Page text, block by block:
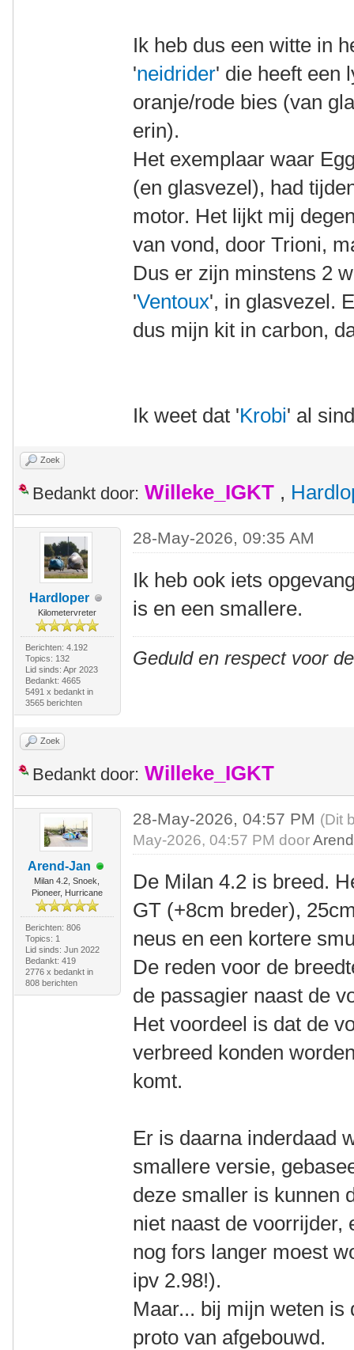
Ik heb dus een witte in
'neidrider' die heeft een
oranje/rode bies (van
erin).
Het exemplaar waar
(en glasvezel), had
motor. Het lijkt mij
van vond, door Trioni,
Dus er zijn minstens 2
'Ventoux', in glasvezel.
dus mijn kit in carbon,
Ik weet dat 'Krobi' al
Zoek
Bedankt door: Willeke_IGKT ,
Hardloper
Kilometervreter
Berichten: 4.192
Topics: 132
Lid sinds: Apr 2023
Bedankt: 4665
5491 x bedankt in
3565 berichten
28-May-2026, 09:35 AM
Ik heb ook iets
is en een smallere.
Geduld en respect voor
Zoek
Bedankt door: Willeke_IGKT
Arend-Jan
Milan 4.2, Snoek,
Pioneer, Hurricane
Berichten: 806
Topics: 1
Lid sinds: Jun 2022
Bedankt: 419
2776 x bedankt in
808 berichten
28-May-2026, 04:57 PM (Dit
May-2026, 04:57 PM door
De Milan 4.2 is breed.
GT (+8cm breder),
neus en een kortere
De reden voor de
de passagier naast de
Het voordeel is dat de
verbreed konden
komt.
Er is daarna inderdaad
smallere versie,
deze smaller is kunnen
niet naast de voorrijder,
nog fors langer moest
ipv 2.98!).
Maar... bij mijn weten
proto van afgebouwd.